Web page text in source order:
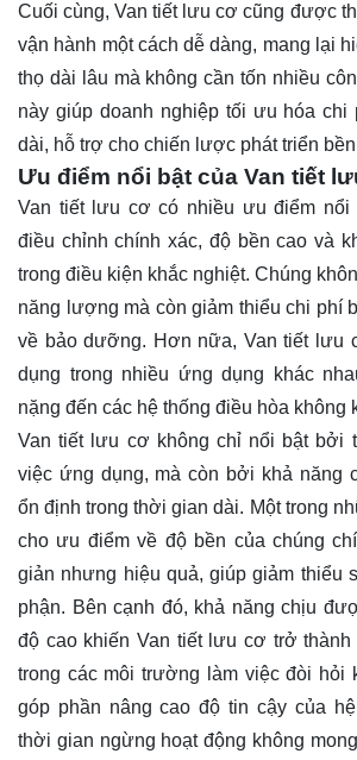
Cuối cùng, Van tiết lưu cơ cũng được
vận hành một cách dễ dàng, mang lại
thọ dài lâu mà không cần tốn nhiều
này giúp doanh nghiệp tối ưu hóa chi
dài, hỗ trợ cho chiến lược phát triển
Ưu điểm nổi bật của Van tiết
Van tiết lưu cơ có nhiều ưu điểm nổi
điều chỉnh chính xác, độ bền cao và
trong điều kiện khắc nghiệt. Chúng
năng lượng mà còn giảm thiểu chi phí
về bảo dưỡng. Hơn nữa, Van tiết lưu
dụng trong nhiều ứng dụng khác
nặng đến các hệ thống điều hòa không
Van tiết lưu cơ không chỉ nổi bật bởi
việc ứng dụng, mà còn bởi khả năng
ổn định trong thời gian dài. Một trong
cho ưu điểm về độ bền của chúng
giản nhưng hiệu quả, giúp giảm thiểu
phận. Bên cạnh đó, khả năng chịu
độ cao khiến Van tiết lưu cơ trở
trong các môi trường làm việc đòi hỏi
góp phần nâng cao độ tin cậy của
thời gian ngừng hoạt động không